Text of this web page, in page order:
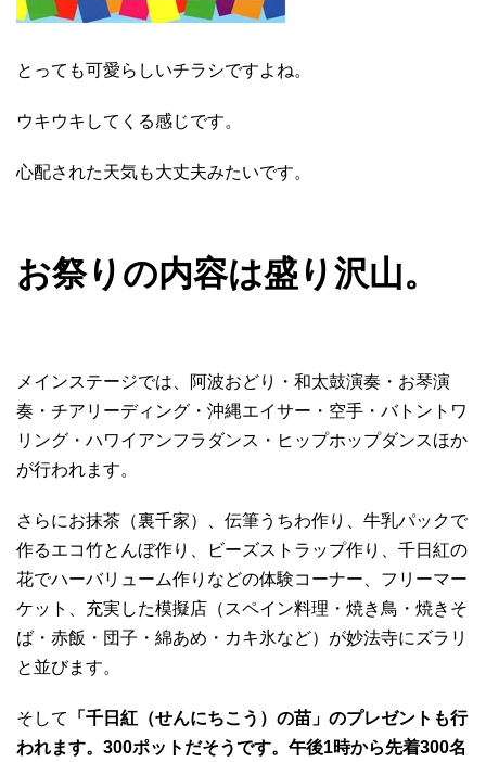
とっても可愛らしいチラシですよね。
ウキウキしてくる感じです。
心配された天気も大丈夫みたいです。
お祭りの内容は盛り沢山。
メインステージでは、阿波おどり・和太鼓演奏・お琴演
奏・チアリーディング・沖縄エイサー・空手・バトントワ
リング・ハワイアンフラダンス・ヒップホップダンスほか
が行われます。
さらにお抹茶（裏千家）、伝筆うちわ作り、牛乳パックで
作るエコ竹とんぼ作り、ビーズストラップ作り、千日紅の
花でハーバリューム作りなどの体験コーナー、フリーマー
ケット、充実した模擬店（スペイン料理・焼き鳥・焼きそ
ば・赤飯・団子・綿あめ・カキ氷など）が妙法寺にズラリ
と並びます。
そして
「千日紅（せんにちこう）の苗」のプレゼントも行
われます。300ポットだそうです。午後1時から先着300名